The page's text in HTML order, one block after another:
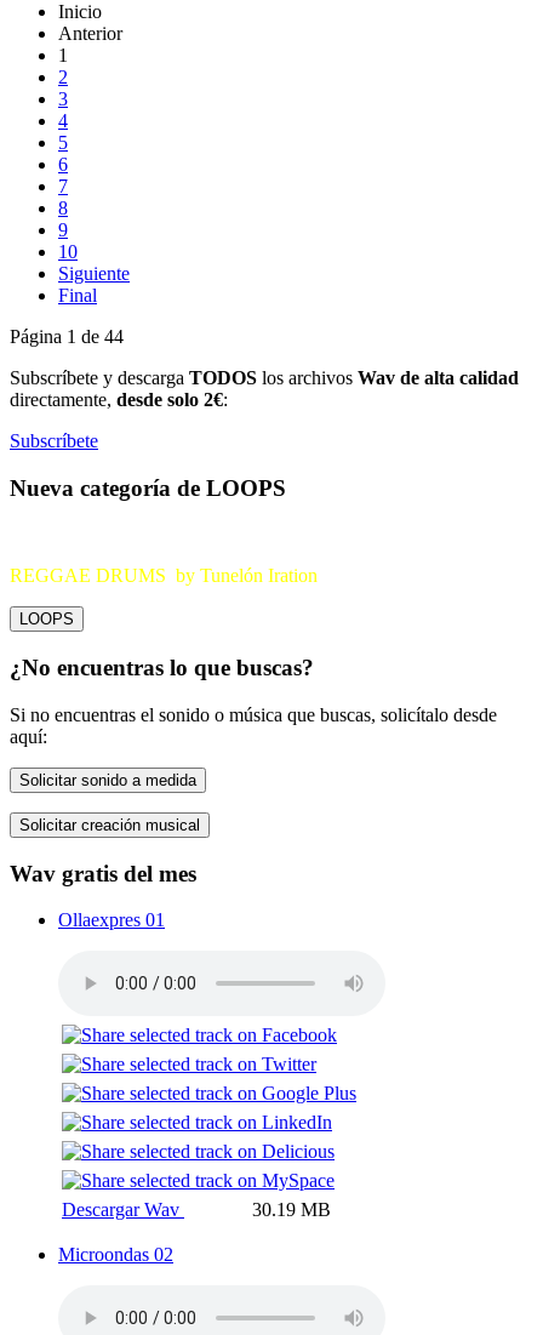
Inicio
Anterior
1
2
3
4
5
6
7
8
9
10
Siguiente
Final
Página 1 de 44
Subscríbete y descarga TODOS los archivos Wav de alta calidad
directamente, desde solo 2€:
Subscríbete
Nueva categoría de LOOPS
REGGAE DRUMS by Tunelón Iration
LOOPS
¿No encuentras lo que buscas?
Si no encuentras el sonido o música que buscas, solicítalo desde
aquí:
Solicitar sonido a medida
Solicitar creación musical
Wav gratis del mes
Ollaexpres 01
Descargar Wav 30.19 MB
Microondas 02